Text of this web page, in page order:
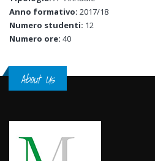
Anno formativo: 2017/18
Numero studenti: 12
Numero ore: 40
About Us